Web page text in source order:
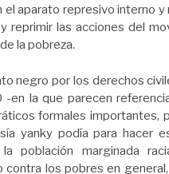
aparato represivo interno y
reprimir las acciones del
la pobreza.
negro por los derechos
en la que parecen
formales importantes,
yanky podía para hacer
marginada
los pobres en